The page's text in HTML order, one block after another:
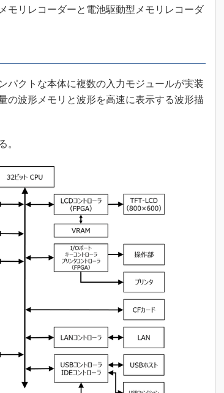
リレコーダーと電池駆動型メモリレコーダ
クトな本体に複数の入力モジュールが実装
の波形メモリと波形を高速に表示する波形描
。